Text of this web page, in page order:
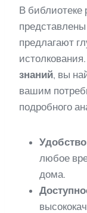
В библиотеке
представлены
предлагают
истолкования.
знаний, вы
вашим
подробного
любое
дома.